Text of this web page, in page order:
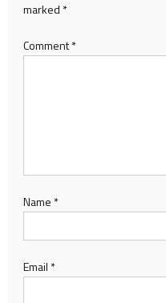
marked *
Comment*
Name *
Email *